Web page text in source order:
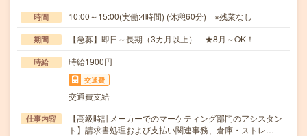
時間 10:00～15:00(実働:4時間) (休憩60分) ※残業なし
期間 【急募】即日～長期（3カ月以上） ★8月～OK！
時給 時給1900円
交通費
交通費支給
仕事内容
【高級時計メーカーでのマーケティング部門のアシスタン
ト】請求書処理および支払い関連事務、倉庫・ストレ…